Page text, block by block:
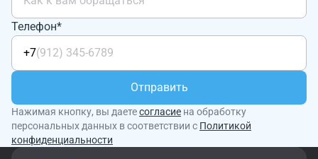
Телефон*
+7
Отправить
Нажимая кнопку, вы даетесогласие на обработку
персональных данных в соответствии с Политикой
конфиденциальности